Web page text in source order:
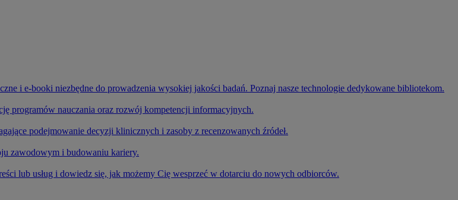
i e-booki niezbędne do prowadzenia wysokiej jakości badań. Poznaj nasze technologie dedykowane bibliotekom.
programów nauczania oraz rozwój kompetencji informacyjnych.
podejmowanie decyzji klinicznych i zasoby z recenzowanych źródeł.
zawodowym i budowaniu kariery.
lub usług i dowiedz się, jak możemy Cię wesprzeć w dotarciu do nowych odbiorców.